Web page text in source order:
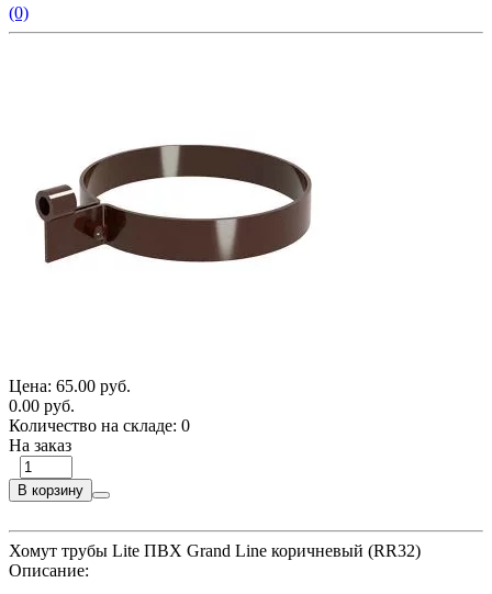
(0)
Цена: 65.00 руб.
0.00 руб.
Количество на складе: 0
На заказ
В корзину
Хомут трубы Lite ПВХ Grand Line коричневый (RR32)
Описание: